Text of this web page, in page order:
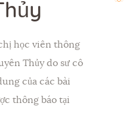
học viên thông
Thủy do sư cô
của các bài
thông báo tại